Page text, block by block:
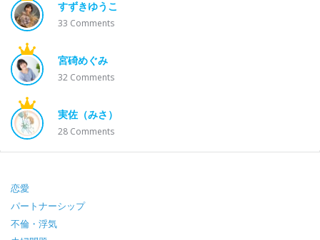
すずきゆうこ
33 Comments
宮碕めぐみ
32 Comments
実佐（みさ）
28 Comments
Footer
恋愛
パートナーシップ
不倫・浮気